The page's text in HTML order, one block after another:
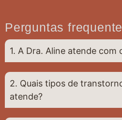
Perguntas
1. A Dra. Aline atende com
2. Quais tipos de
atende?